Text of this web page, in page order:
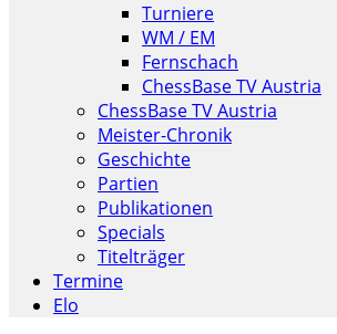
Turniere
WM / EM
Fernschach
ChessBase TV Austria
ChessBase TV Austria
Meister-Chronik
Geschichte
Partien
Publikationen
Specials
Titelträger
Termine
Elo